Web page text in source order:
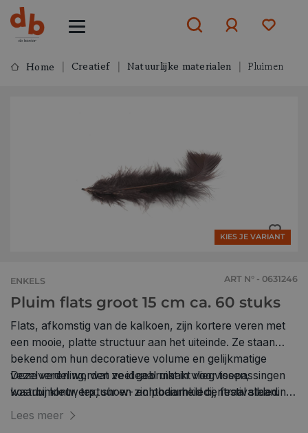
Home Creatief Natuurlijke materialen Pluimen
KIES JE VARIANT
ENKELS ART N° - 0631246
Pluim flats groot 15 cm ca. 60 stuks
Flats, afkomstig van de kalkoen, zijn kortere veren met
een mooie, platte structuur aan het uiteinde. Ze staan
bekend om hun decoratieve volume en gelijkmatige
vezelverdeling, wat ze ideaal maakt voor toepassingen
waarbij kleur, textuur en zichtbaarheid centraal staan.
Deze veren worden veel gebruikt in vliegvissen,
kostuumontwerp, show- en podiumkledij, festivalkleding,
decorstukken, hoedencreaties, carnavalstoepassingen,
Lees meer